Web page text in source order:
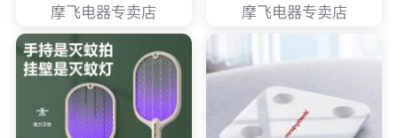
摩飞电器专卖店 摩飞电器专卖店